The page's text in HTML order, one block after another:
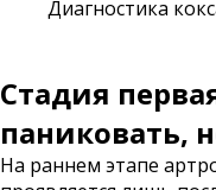
Диагностика
Стадия
паниковать,
На раннем этапе